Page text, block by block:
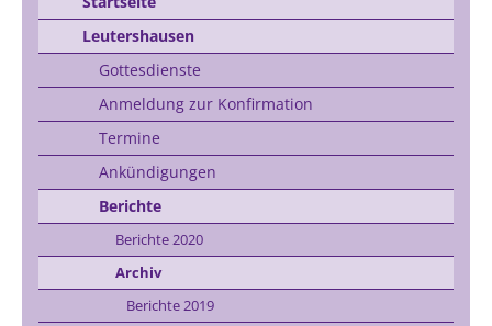
Leutershausen
Gottesdienste
Anmeldung zur Konfirmation
Termine
Ankündigungen
Berichte
Berichte 2020
Archiv
Berichte 2019